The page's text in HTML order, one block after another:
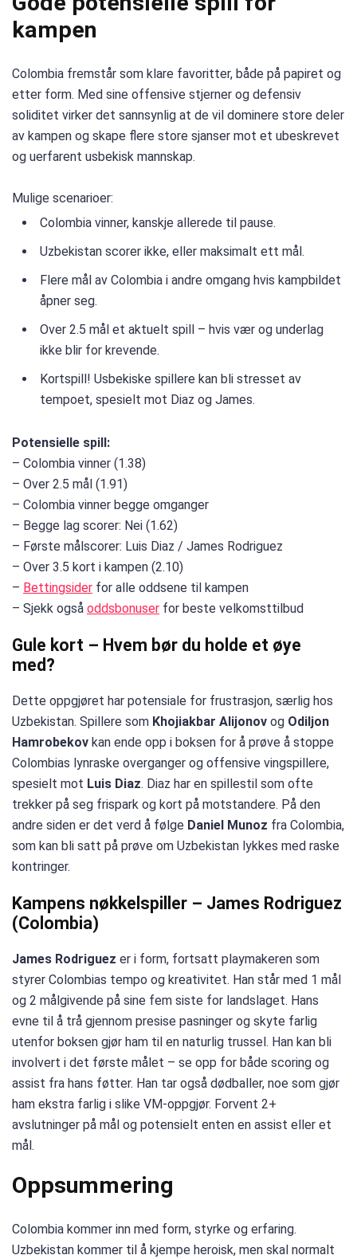
kampen
Colombia fremstår som klare favoritter, både på papiret og
etter form. Med sine offensive stjerner og defensiv
soliditet virker det sannsynlig at de vil dominere store deler
av kampen og skape flere store sjanser mot et ubeskrevet
og uerfarent usbekisk mannskap.
Mulige scenarioer:
Colombia vinner, kanskje allerede til pause.
Uzbekistan scorer ikke, eller maksimalt ett mål.
Flere mål av Colombia i andre omgang hvis kampbildet
åpner seg.
Over 2.5 mål et aktuelt spill – hvis vær og underlag
ikke blir for krevende.
Kortspill! Usbekiske spillere kan bli stresset av
tempoet, spesielt mot Diaz og James.
Potensielle spill:
– Colombia vinner (1.38)
– Over 2.5 mål (1.91)
– Colombia vinner begge omganger
– Begge lag scorer: Nei (1.62)
– Første målscorer: Luis Diaz / James Rodriguez
– Over 3.5 kort i kampen (2.10)
– Bettingsider for alle oddsene til kampen
– Sjekk også oddsbonuser for beste velkomsttilbud
Gule kort – Hvem bør du holde et øye
med?
Dette oppgjøret har potensiale for frustrasjon, særlig hos
Uzbekistan. Spillere som Khojiakbar Alijonov og Odiljon
Hamrobekov kan ende opp i boksen for å prøve å stoppe
Colombias lynraske overganger og offensive vingspillere,
spesielt mot Luis Diaz. Diaz har en spillestil som ofte
trekker på seg frispark og kort på motstandere. På den
andre siden er det verd å følge Daniel Munoz fra Colombia,
som kan bli satt på prøve om Uzbekistan lykkes med raske
kontringer.
Kampens nøkkelspiller – James Rodriguez
(Colombia)
James Rodriguez er i form, fortsatt playmakeren som
styrer Colombias tempo og kreativitet. Han står med 1 mål
og 2 målgivende på sine fem siste for landslaget. Hans
evne til å trå gjennom presise pasninger og skyte farlig
utenfor boksen gjør ham til en naturlig trussel. Han kan bli
involvert i det første målet – se opp for både scoring og
assist fra hans føtter. Han tar også dødballer, noe som gjør
ham ekstra farlig i slike VM-oppgjør. Forvent 2+
avslutninger på mål og potensielt enten en assist eller et
mål.
Oppsummering
Colombia kommer inn med form, styrke og erfaring.
Uzbekistan kommer til å kjempe heroisk, men skal normalt